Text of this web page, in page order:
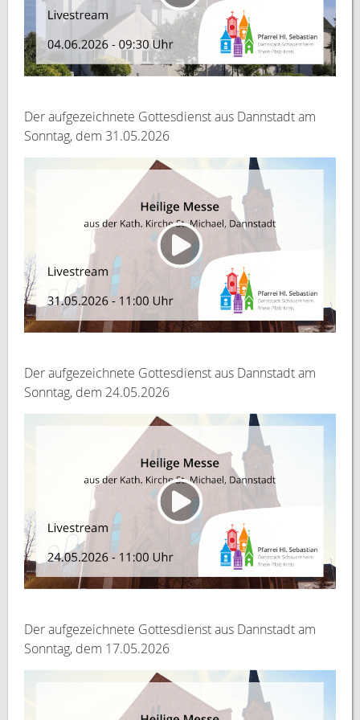
Der aufgezeichnete Gottesdienst aus Dannstadt am
Sonntag, dem 31.05.2026
Der aufgezeichnete Gottesdienst aus Dannstadt am
Sonntag, dem 24.05.2026
Der aufgezeichnete Gottesdienst aus Dannstadt am
Sonntag, dem 17.05.2026